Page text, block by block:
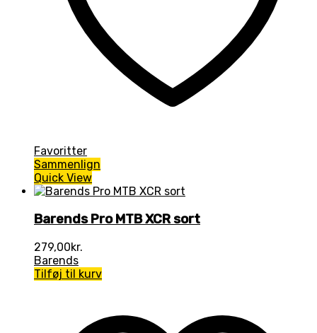
Favoritter
Sammenlign
Quick View
Barends Pro MTB XCR sort
279,00kr.
Barends
Tilføj til kurv